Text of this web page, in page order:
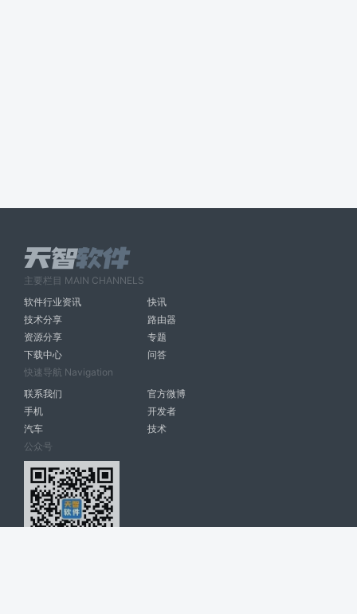
主要栏目 MAIN CHANNELS
软件行业资讯
快讯
技术分享
路由器
资源分享
专题
下载中心
问答
快速导航 Navigation
联系我们
官方微博
手机
开发者
汽车
技术
公众号